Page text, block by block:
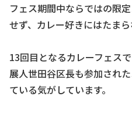
フェス期間中ならではの限
せず、カレー好きにはたまら
13回目となるカレーフェス
展人世田谷区長も参加され
ている気がしています。